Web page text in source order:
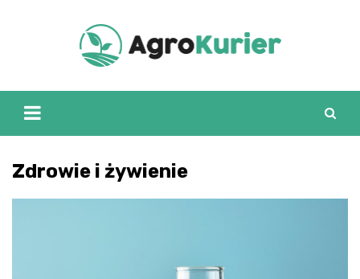
Zdrowie i żywienie